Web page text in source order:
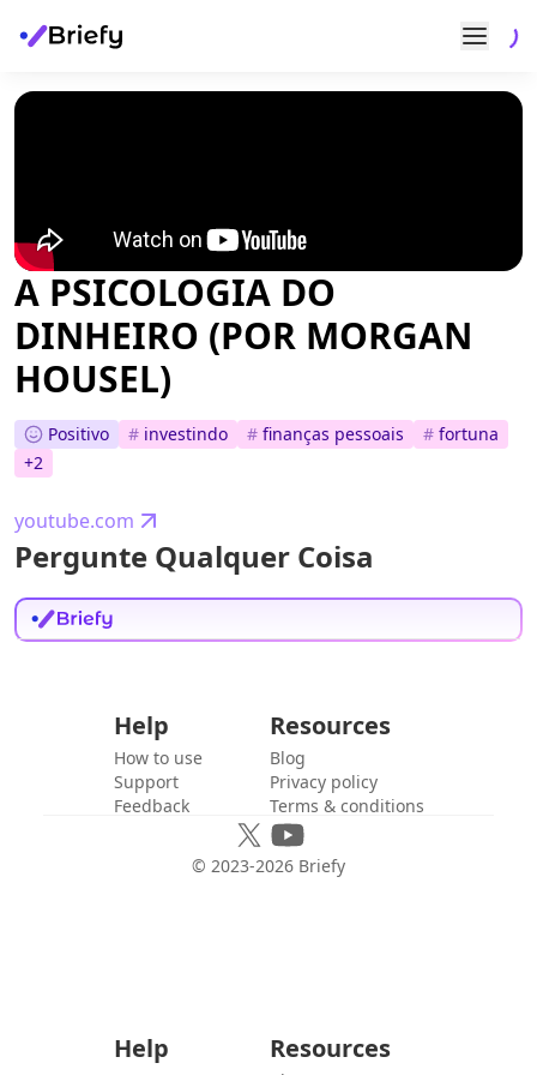
A PSICOLOGIA DO
DINHEIRO (POR MORGAN
HOUSEL)
Positivo # investindo # finanças pessoais # fortuna
+2
youtube.com
Pergunte Qualquer Coisa
Help
How to use
Support
Feedback
Resources
Blog
Privacy policy
Terms & conditions
© 2023-2026 Briefy
Help Resources